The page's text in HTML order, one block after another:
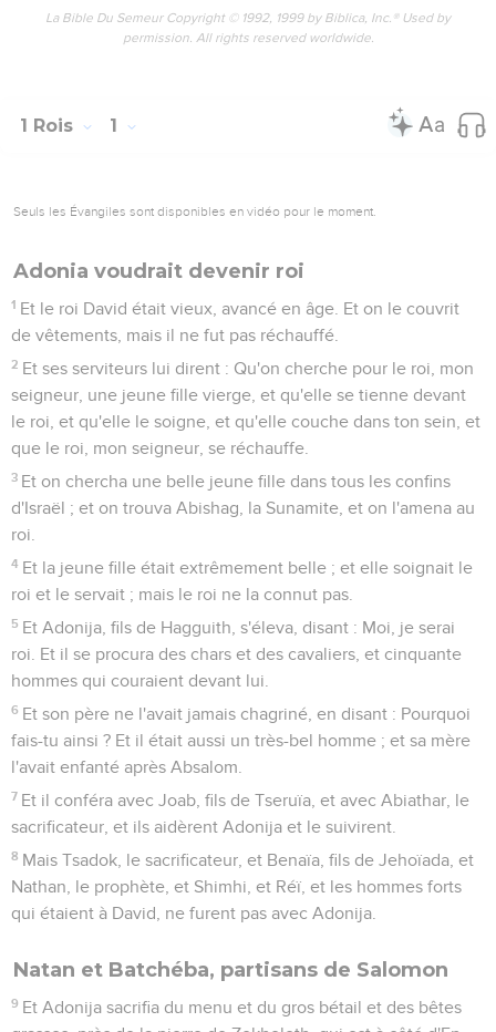
La Bible Du Semeur Copyright © 1992, 1999 by Biblica, Inc.® Used by
permission. All rights reserved worldwide.
1 Rois 1
Seuls les Évangiles sont disponibles en vidéo pour le moment.
Adonia voudrait devenir roi
1 Et le roi David était vieux, avancé en âge. Et on le couvrit
de vêtements, mais il ne fut pas réchauffé.
2 Et ses serviteurs lui dirent : Qu'on cherche pour le roi, mon
seigneur, une jeune fille vierge, et qu'elle se tienne devant
le roi, et qu'elle le soigne, et qu'elle couche dans ton sein, et
que le roi, mon seigneur, se réchauffe.
3 Et on chercha une belle jeune fille dans tous les confins
d'Israël ; et on trouva Abishag, la Sunamite, et on l'amena au
roi.
4 Et la jeune fille était extrêmement belle ; et elle soignait le
roi et le servait ; mais le roi ne la connut pas.
5 Et Adonija, fils de Hagguith, s'éleva, disant : Moi, je serai
roi. Et il se procura des chars et des cavaliers, et cinquante
hommes qui couraient devant lui.
6 Et son père ne l'avait jamais chagriné, en disant : Pourquoi
fais-tu ainsi ? Et il était aussi un très-bel homme ; et sa mère
l'avait enfanté après Absalom.
7 Et il conféra avec Joab, fils de Tseruïa, et avec Abiathar, le
sacrificateur, et ils aidèrent Adonija et le suivirent.
8 Mais Tsadok, le sacrificateur, et Benaïa, fils de Jehoïada, et
Nathan, le prophète, et Shimhi, et Réï, et les hommes forts
qui étaient à David, ne furent pas avec Adonija.
Natan et Batchéba, partisans de Salomon
9 Et Adonija sacrifia du menu et du gros bétail et des bêtes